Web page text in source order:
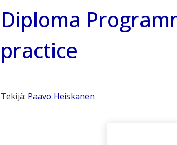
Diploma
practice
Tekijä: Paavo Heiskanen